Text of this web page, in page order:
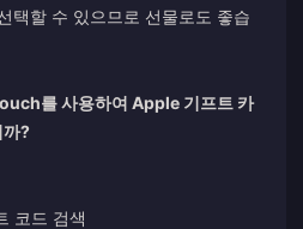
택할 수 있으므로 선물로도 좋습
를 사용하여 Apple 기프트 카
까?
코드 검색